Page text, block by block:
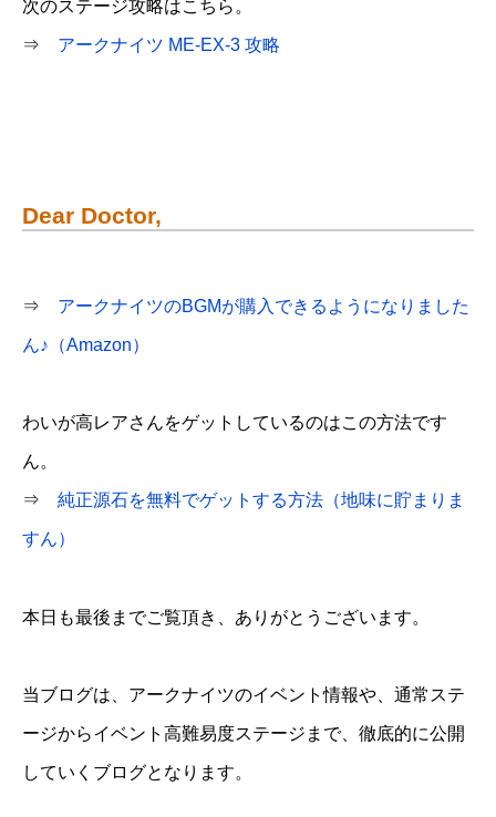
次のステージ攻略はこちら。
⇒ アークナイツ ME-EX-3 攻略
Dear Doctor,
⇒ アークナイツのBGMが購入できるようになりました
ん♪（Amazon）
わいが高レアさんをゲットしているのはこの方法です
ん。
⇒ 純正源石を無料でゲットする方法（地味に貯まりま
すん）
本日も最後までご覧頂き、ありがとうございます。
当ブログは、アークナイツのイベント情報や、通常ステ
ージからイベント高難易度ステージまで、徹底的に公開
していくブログとなります。